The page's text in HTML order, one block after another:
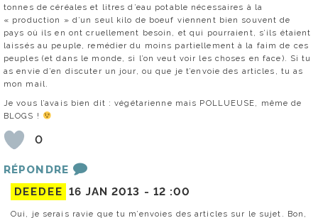
tonnes de céréales et litres d’eau potable nécessaires à la
« production » d’un seul kilo de boeuf viennent bien souvent de
pays où ils en ont cruellement besoin, et qui pourraient, s’ils étaient
laissés au peuple, remédier du moins partiellement à la faim de ces
peuples (et dans le monde, si l’on veut voir les choses en face). Si tu
as envie d’en discuter un jour, ou que je t’envoie des articles, tu as
mon mail.
Je vous l’avais bien dit : végétarienne mais POLLUEUSE, même de
BLOGS !
0
RÉPONDRE
DEEDEE 16 JAN 2013 - 12 :00
Oui, je serais ravie que tu m’envoies des articles sur le sujet. Bon,